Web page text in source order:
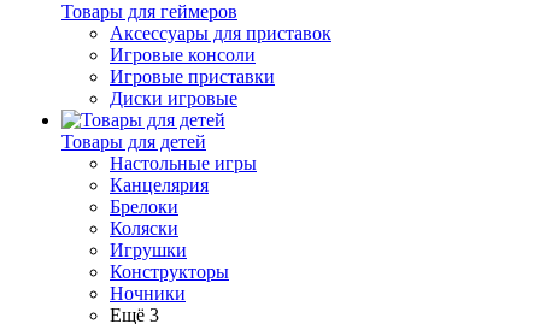
Товары для геймеров
Аксессуары для приставок
Игровые консоли
Игровые приставки
Диски игровые
Товары для детей
Настольные игры
Канцелярия
Брелоки
Коляски
Игрушки
Конструкторы
Ночники
Ещё 3